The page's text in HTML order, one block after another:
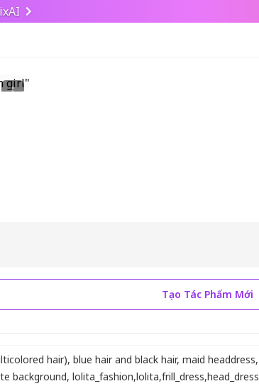
Tạo Tác Phẩm Mới
hair), blue hair and black hair, maid headdress,
background, lolita_fashion,lolita,frill_dress,head_dress